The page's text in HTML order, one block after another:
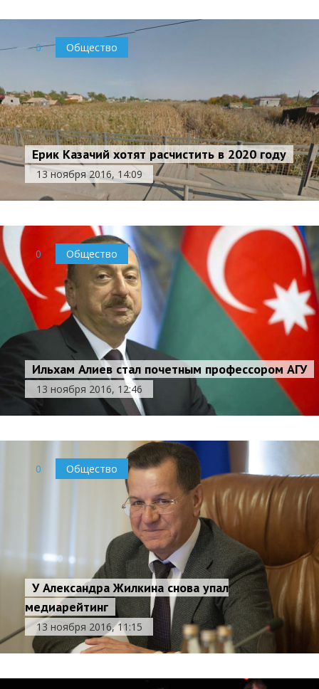
0 Общество
Ерик Казачий хотят расчистить в 2020 году
13 ноября 2016, 14:09
0 Общество
Ильхам Алиев стал почетным профессором АГУ
13 ноября 2016, 12:46
0 Общество
У Александра Жилкина снова упал
медиарейтинг
13 ноября 2016, 11:15